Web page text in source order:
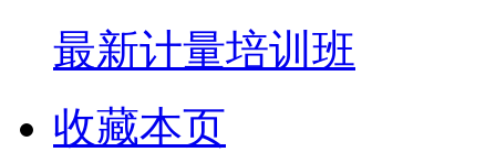
最新计量培训班
收藏本页